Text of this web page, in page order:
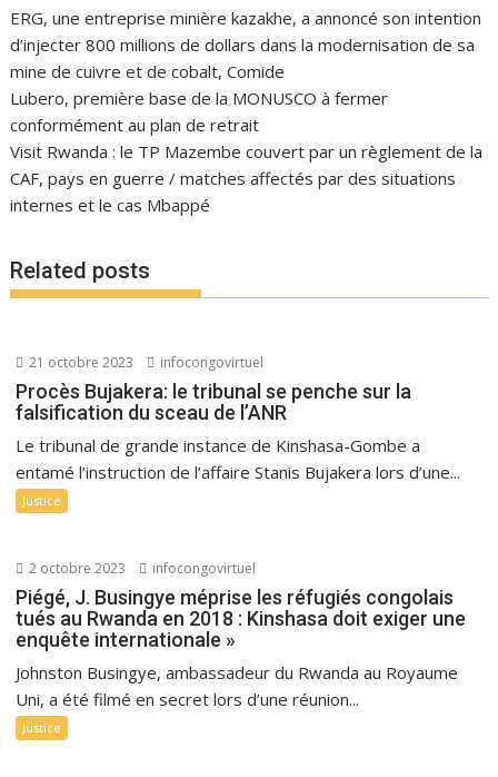
ERG, une entreprise minière kazakhe, a annoncé son intention
d’injecter 800 millions de dollars dans la modernisation de sa
mine de cuivre et de cobalt, Comide
Lubero, première base de la MONUSCO à fermer
conformément au plan de retrait
Visit Rwanda : le TP Mazembe couvert par un règlement de la
CAF, pays en guerre / matches affectés par des situations
internes et le cas Mbappé
Related posts
21 octobre 2023 infocongovirtuel
Procès Bujakera: le tribunal se penche sur la
falsification du sceau de l’ANR
Le tribunal de grande instance de Kinshasa-Gombe a
entamé l’instruction de l’affaire Stanis Bujakera lors d’une...
Justice
2 octobre 2023 infocongovirtuel
Piégé, J. Busingye méprise les réfugiés congolais
tués au Rwanda en 2018 : Kinshasa doit exiger une
enquête internationale »
Johnston Busingye, ambassadeur du Rwanda au Royaume
Uni, a été filmé en secret lors d’une réunion...
Justice